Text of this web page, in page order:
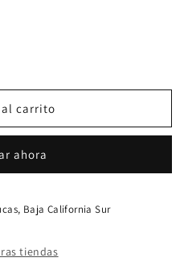
al carrito
ahora
Baja California Sur
tiendas